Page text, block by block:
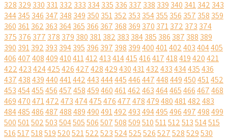
328 329 330 331332 333 334335 336 337 338 339 340 341342 343
344345 346 347 348 349 350 351352 353 354355 356 357 358 359
360 361362 363 364365 366 367 368 369 370 371372 373 374
375 376 377 378 379 380 381382 383 384385 386 387 388 389
390 391392 393 394395 396 397 398 399400401402403404405
406407408409410411412413414415416417418419420421
422423424425426427428429430431432433434435436
437438439440441442443444445446447448449450451452
453454455456457458459460461462463464465466467468
469470471472473474475476477478479480481482483
484485486487488489490491492493494495496497498499
500501502503504505506507508509510511512513514515
516517518519520521522523524525526527528529530